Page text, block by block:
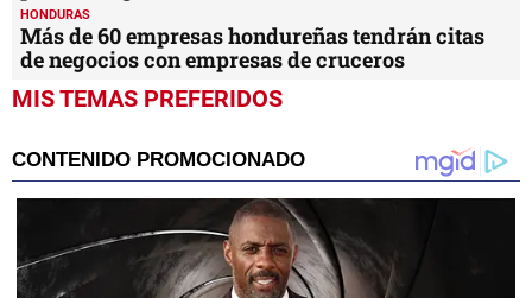
HONDURAS
Más de 60 empresas hondureñas tendrán citas
de negocios con empresas de cruceros
MIS TEMAS PREFERIDOS